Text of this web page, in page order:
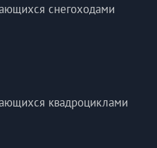
снегоходами
квадроциклами